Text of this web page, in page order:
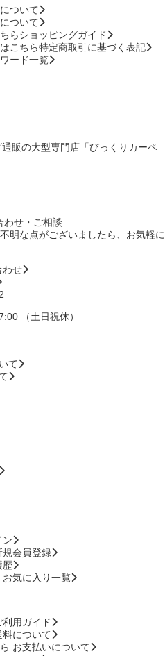
ついて
ついて
ショッピングガイド
特定商取引に基づく表記
ード一覧
販の大型専門店「びっくりカーペ
明な点がございましたら、お気軽に
わせ
（土日祝休）
て
ン
規会員登録
歴
お気に入り一覧
利用ガイド
料について
お支払いについて